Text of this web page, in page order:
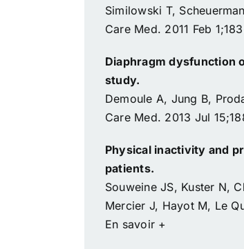
Similowski T,
Care Med. 2011 Feb
Diaphragm dysfunction
study.
Demoule A, Jung B,
Care Med. 2013 Jul
Physical inactivity and
patients.
Souweine JS, Kuster N,
Mercier J, Hayot M, Le
En savoir +